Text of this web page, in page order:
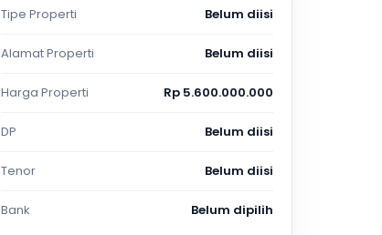
Tipe Properti Belum diisi
Alamat Properti Belum diisi
Harga Properti Rp 5.600.000.000
DP Belum diisi
Tenor Belum diisi
Bank Belum dipilih